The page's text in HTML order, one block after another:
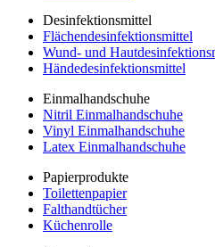
Desinfektionsmittel
Flächendesinfektionsmittel
Wund- und
Händedesinfektionsmittel
Einmalhandschuhe
Nitril Einmalhandschuhe
Vinyl Einmalhandschuhe
Latex Einmalhandschuhe
Papierprodukte
Toilettenpapier
Falthandtücher
Küchenrolle